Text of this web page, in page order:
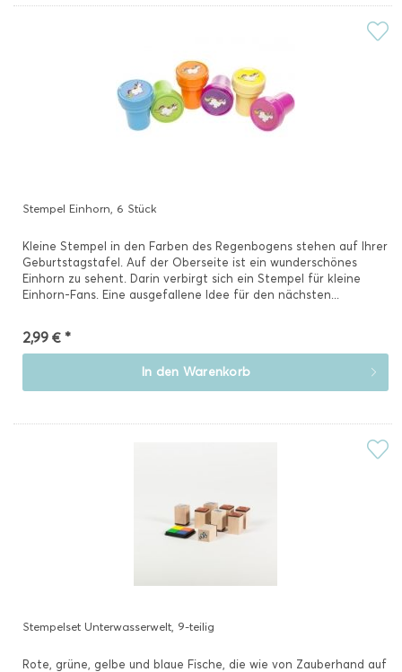
Stempel Einhorn, 6 Stück
Kleine Stempel in den Farben des Regenbogens stehen auf Ihrer
Geburtstagstafel. Auf der Oberseite ist ein wunderschönes
Einhorn zu sehent. Darin verbirgt sich ein Stempel für kleine
Einhorn-Fans. Eine ausgefallene Idee für den nächsten...
2,99 € *
In den Warenkorb
Stempelset Unterwasserwelt, 9-teilig
Rote, grüne, gelbe und blaue Fische, die wie von Zauberhand auf